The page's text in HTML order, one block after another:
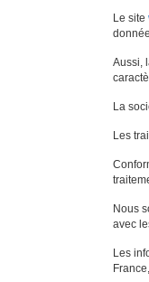
Le site
Aussi,
La
Les
Nous
avec
Les